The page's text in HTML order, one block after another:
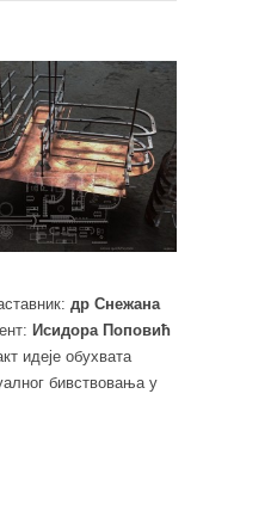
др Снежана
Исидора Поповић
идеје обухвата
бивствовања у